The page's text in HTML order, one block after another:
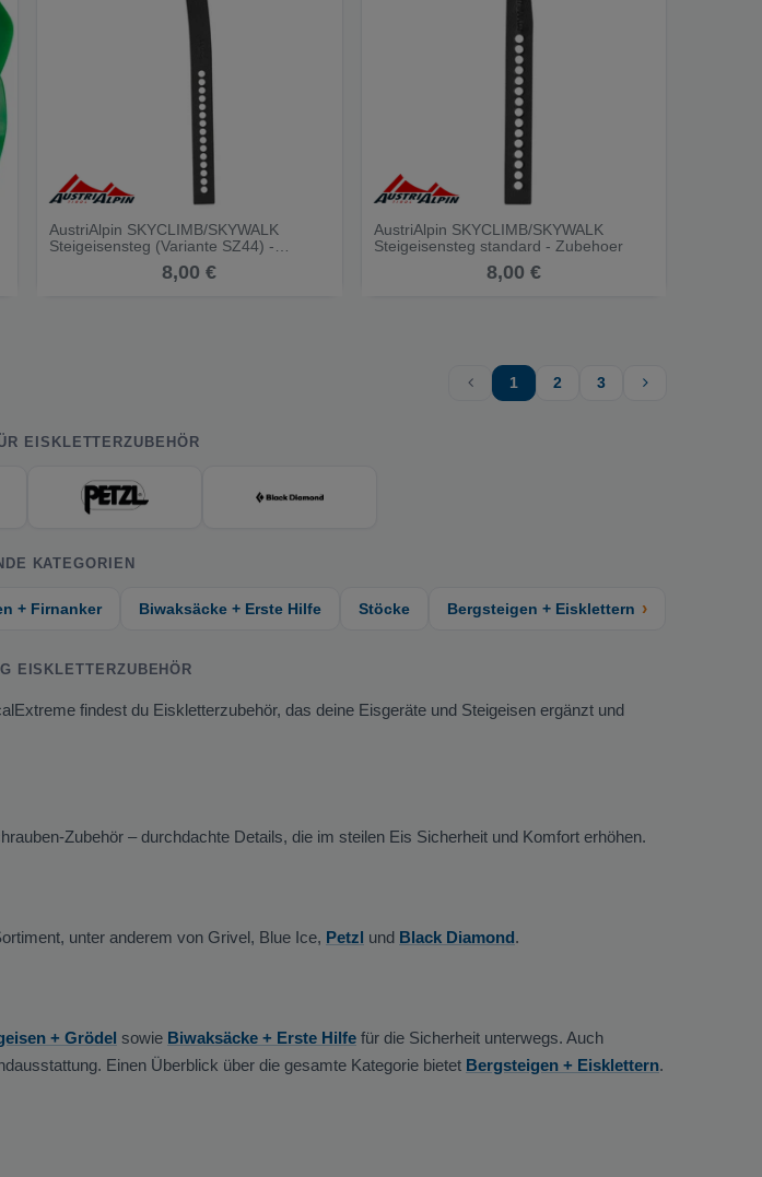
AustriAlpin SKYCLIMB/SKYWALK
Steigeisensteg (Variante SZ44) -
8,00 €
AustriAlpin SKYCLIMB/SKYWALK
Steigeisensteg standard - Zubehoer
8,00 €
1 2 3
EISKLETTERZUBEHÖR
KATEGORIEN
+ Firnanker Biwaksäcke + Erste Hilfe Stöcke Bergsteigen + Eisklettern ›
EISKLETTERZUBEHÖR
findest du Eiskletterzubehör, das deine Eisgeräte und Steigeisen ergänzt und
Zubehör – durchdachte Details, die im steilen Eis Sicherheit und Komfort erhöhen.
unter anderem von Grivel, Blue Ice, Petzl und Black Diamond.
+ Grödel sowie Biwaksäcke + Erste Hilfe für die Sicherheit unterwegs. Auch
Einen Überblick über die gesamte Kategorie bietet Bergsteigen + Eisklettern.